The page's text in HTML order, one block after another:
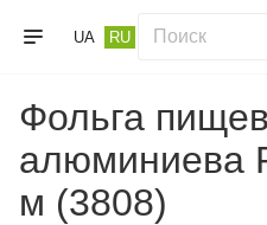
UA RU
Фольга
алюминиева
м (3808)